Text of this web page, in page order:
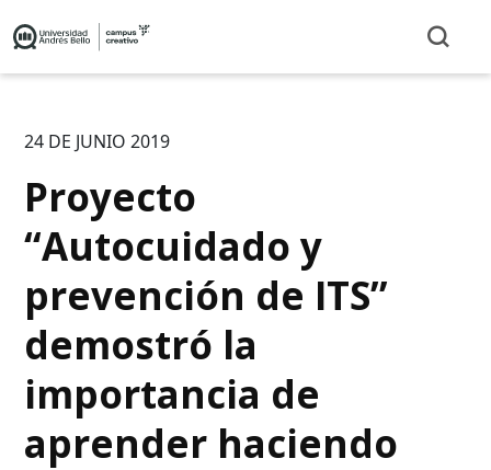
24 DE JUNIO 2019
Proyecto
“Autocuidado y
prevención de ITS”
demostró la
importancia de
aprender haciendo